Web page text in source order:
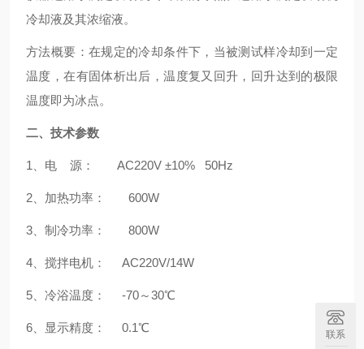
冷却液及其浓缩液。
方法概要：在规定的冷却条件下，当被测试样冷却到一定
温度，在有固体析出后，温度复又回升，回升达到的极限
温度即为冰点。
二、技术参数
1、电 源： AC220V ±10% 50Hz
2、加热功率： 600W
3、制冷功率： 800W
4、搅拌电机： AC220V/14W
5、冷浴温度： -70～30℃
6、显示精度： 0.1℃ 联系